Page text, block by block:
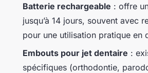
Batterie rechargeable : offre
jusqu’à 14 jours, souvent avec
pour une utilisation pratique en
Embouts pour jet dentaire :
spécifiques (orthodontie,